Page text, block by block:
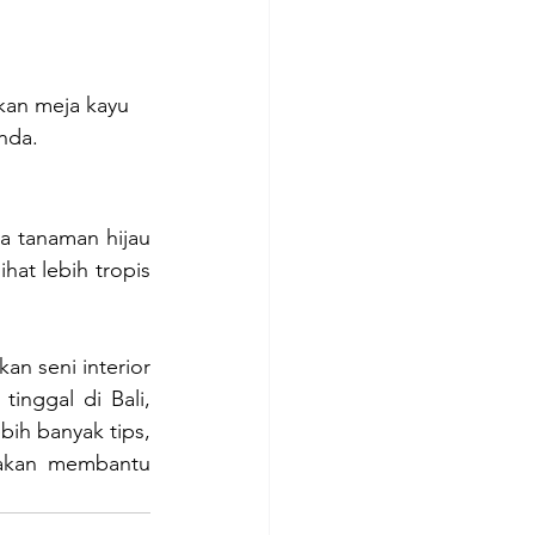
meja kayu
tanaman hijau
lebih tropis
seni interior
tinggal di Bali,
banyak tips,
membantu